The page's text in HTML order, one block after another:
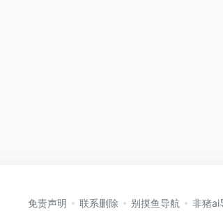
免责声明 联系删除 别摸鱼导航
非猪ai